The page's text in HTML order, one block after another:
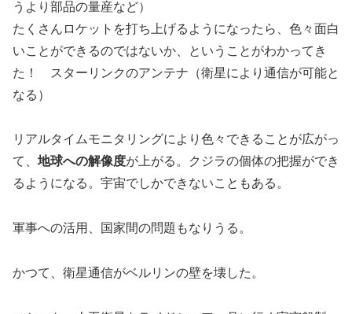
うより部品の量産など）
たくさんロケットを打ち上げるようになったら、色々面白
いことができるのではないか、ということがわかってき
た！ スターリンクのアンテナ（衛星により通信が可能と
なる）
リアルタイムモニタリングにより色々できることが広がっ
て、 地球への解像度が上がる。クジラの個体の把握ができ
るようになる。宇宙でしかできないこともある。
軍事への活用、国家間の問題もなりうる。
かつて、衛星通信がベルリンの壁を壊した。